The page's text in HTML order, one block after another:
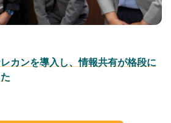
カンを導入し、情報共有が格段に